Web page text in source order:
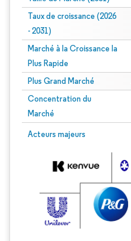
Taux de croissance (2026
- 2031)
Marché à la Croissance la
Plus Rapide
Plus Grand Marché
Concentration du
Marché
Acteurs majeurs
Image © Mordor Intelligence. La